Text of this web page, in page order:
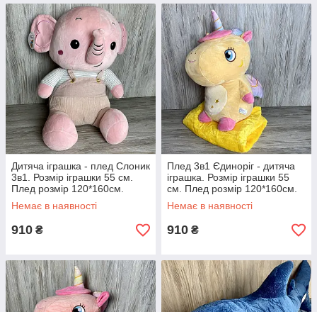
Дитяча іграшка - плед Слоник
3в1. Розмір іграшки 55 см.
Плед розмір 120*160см.
Немає в наявності
910 ₴
Плед 3в1 Єдиноріг - дитяча
іграшка. Розмір іграшки 55
см. Плед розмір 120*160см.
Немає в наявності
910 ₴